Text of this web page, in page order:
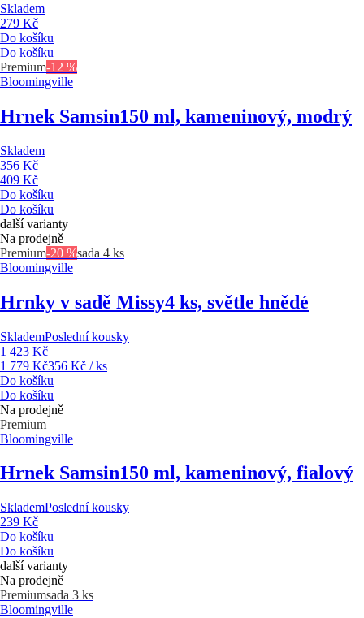
Skladem
279 Kč
Do košíku
Do košíku
Premium-12 %
Bloomingville
Hrnek Samsin150 ml, kameninový, modrý
Skladem
356 Kč
409 Kč
Do košíku
Do košíku
další varianty
Na prodejně
Premium-20 %sada 4 ks
Bloomingville
Hrnky v sadě Missy4 ks, světle hnědé
SklademPoslední kousky
1 423 Kč
1 779 Kč356 Kč / ks
Do košíku
Do košíku
Na prodejně
Premium
Bloomingville
Hrnek Samsin150 ml, kameninový, fialový
SklademPoslední kousky
239 Kč
Do košíku
Do košíku
další varianty
Na prodejně
Premiumsada 3 ks
Bloomingville